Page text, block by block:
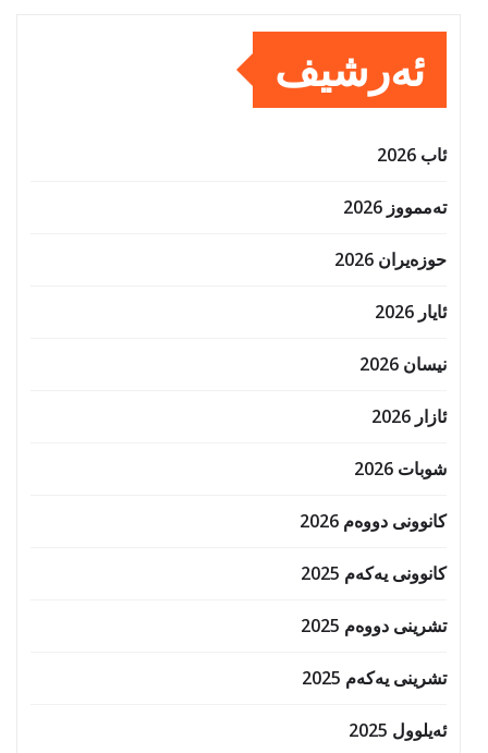
ئەرشیف
ئاب 2026
تەممووز 2026
حوزه‌یران 2026
ئایار 2026
نیسان 2026
ئازار 2026
شوبات 2026
کانوونی دووەم 2026
کانوونی یەکەم 2025
تشرینی دووەم 2025
تشرینی یەکەم 2025
ئەیلوول 2025